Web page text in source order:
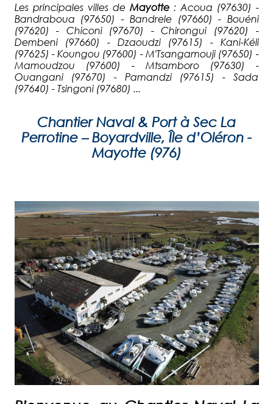
Les principales villes de Mayotte : Acoua (97630) -
Bandraboua (97650) - Bandrele (97660) - Bouéni
(97620) - Chiconi (97670) - Chirongui (97620) -
Dembeni (97660) - Dzaoudzi (97615) - Kani-Kéli
(97625) - Koungou (97600) - M'Tsangamouji (97650) -
Mamoudzou (97600) - Mtsamboro (97630) -
Ouangani (97670) - Pamandzi (97615) - Sada
(97640) - Tsingoni (97680) ...
Chantier Naval & Port à Sec La
Perrotine – Boyardville, Île d’Oléron -
Mayotte (976)